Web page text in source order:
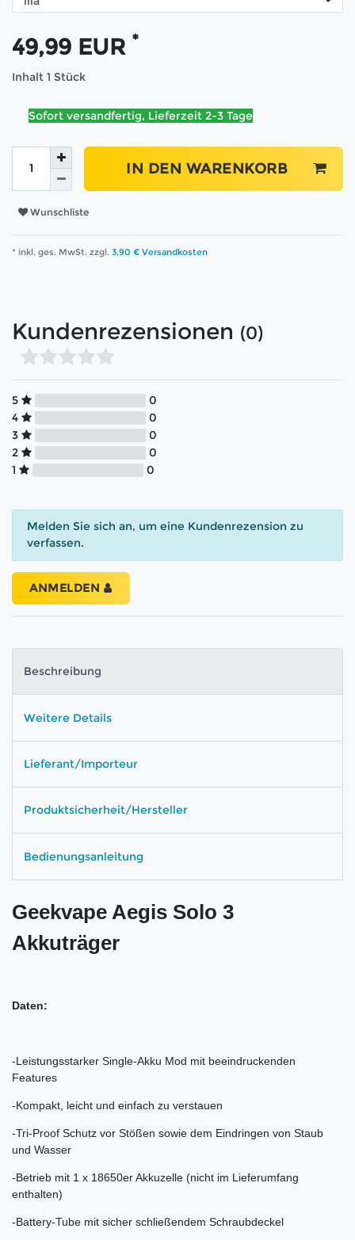
49,99 EUR *
Inhalt 1 Stück
Sofort versandfertig, Lieferzeit 2-3 Tage
IN DEN WARENKORB
Wunschliste
* inkl. ges. MwSt. zzgl. 3,90 € Versandkosten
Kundenrezensionen (0)
5
0
4
0
3
0
2
0
1
0
Melden Sie sich an, um eine Kundenrezension zu
verfassen.
ANMELDEN
Beschreibung
Weitere Details
Lieferant/Importeur
Produktsicherheit/Hersteller
Bedienungsanleitung
Geekvape Aegis Solo 3
Akkuträger
Daten:
-Leistungsstarker Single-Akku Mod mit beeindruckenden
Features
-Kompakt, leicht und einfach zu verstauen
-Tri-Proof Schutz vor Stößen sowie dem Eindringen von Staub
und Wasser
-Betrieb mit 1 x 18650er Akkuzelle (nicht im Lieferumfang
enthalten)
-Battery-Tube mit sicher schließendem Schraubdeckel